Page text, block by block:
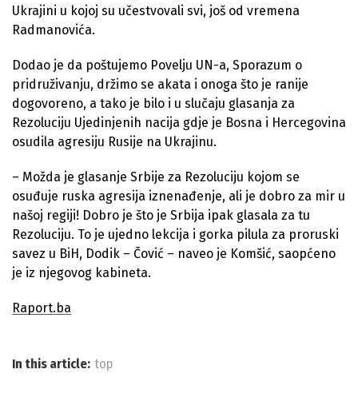
Ukrajini u kojoj su učestvovali svi, još od vremena
Radmanovića.
Dodao je da poštujemo Povelju UN-a, Sporazum o
pridruživanju, držimo se akata i onoga što je ranije
dogovoreno, a tako je bilo i u slučaju glasanja za
Rezoluciju Ujedinjenih nacija gdje je Bosna i Hercegovina
osudila agresiju Rusije na Ukrajinu.
– Možda je glasanje Srbije za Rezoluciju kojom se
osuđuje ruska agresija iznenađenje, ali je dobro za mir u
našoj regiji! Dobro je što je Srbija ipak glasala za tu
Rezoluciju. To je ujedno lekcija i gorka pilula za proruski
savez u BiH, Dodik – Čović – naveo je Komšić, saopćeno
je iz njegovog kabineta.
Raport.ba
In this article: top